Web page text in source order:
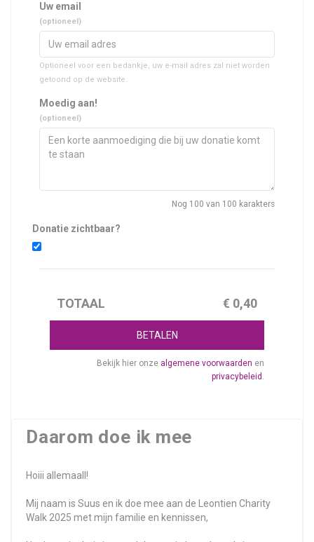
Uw email
(optioneel)
Optioneel voor een bedankje, uw e-mail adres zal niet worden
getoond op de website.
Moedig aan!
(optioneel)
Nog 100 van 100 karakters
Donatie zichtbaar?
TOTAAL € 0,40
BETALEN
Bekijk hier onze algemene voorwaarden en
privacybeleid .
Daarom doe ik mee
Hoiii allemaall!
Mij naam is Suus en ik doe mee aan de Leontien Charity
Walk 2025 met mijn familie en kennissen,